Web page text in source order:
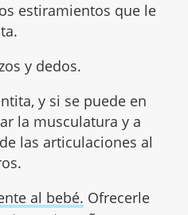
estiramientos que le
y dedos.
y si se puede en
la musculatura y a
las articulaciones al
al bebé. Ofrecerle